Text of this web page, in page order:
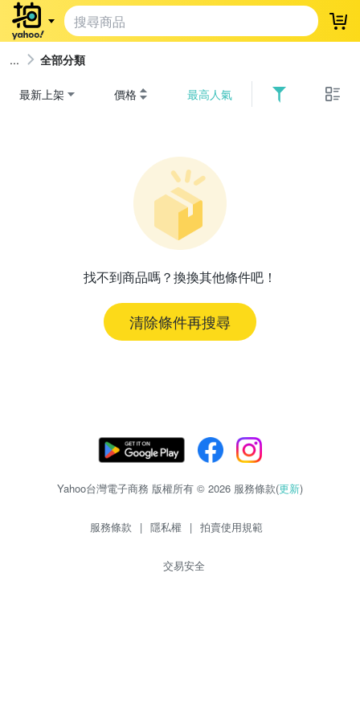
登
全部分類
最新上架 價格 最高人氣
找不到商品嗎？換換其他條件吧！
清除條件再搜尋
Yahoo台灣電子商務 版權所有 © 2026 服務條款(更新)
服務條款 | 隱私權 | 拍賣使用規範
交易安全